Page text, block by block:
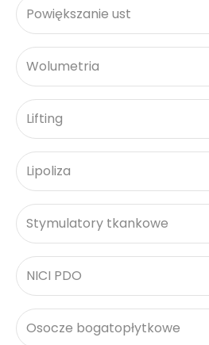
Powiększanie ust
Wolumetria
Lifting
Lipoliza
Stymulatory tkankowe
NICI PDO
Osocze bogatopłytkowe